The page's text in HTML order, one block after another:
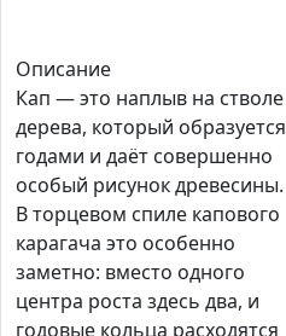
Описание
Кап — это наплыв на стволе
дерева, который образуется
годами и даёт совершенно
особый рисунок древесины.
В торцевом спиле капового
карагача это особенно
заметно: вместо одного
центра роста здесь два, и
годовые кольца расходятся